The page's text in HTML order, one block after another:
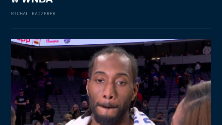
MICHAŁ KAJZEREK